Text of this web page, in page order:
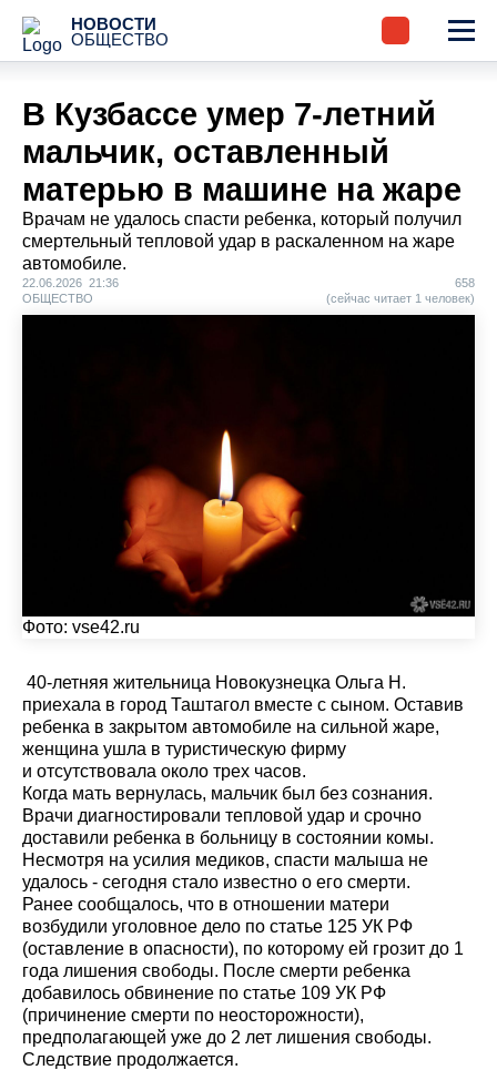
НОВОСТИ
ОБЩЕСТВО
В Кузбассе умер 7-летний
мальчик, оставленный
матерью в машине на жаре
Врачам не удалось спасти ребенка, который получил
смертельный тепловой удар в раскаленном на жаре
автомобиле.
22.06.2026 21:36
ОБЩЕСТВО
658
(сейчас читает 1 человек)
Фото: vse42.ru
40-летняя жительница Новокузнецка Ольга Н.
приехала в город Таштагол вместе с сыном. Оставив
ребенка в закрытом автомобиле на сильной жаре,
женщина ушла в туристическую фирму
и отсутствовала около трех часов.
Когда мать вернулась, мальчик был без сознания.
Врачи диагностировали тепловой удар и срочно
доставили ребенка в больницу в состоянии комы.
Несмотря на усилия медиков, спасти малыша не
удалось - сегодня стало известно о его смерти.
Ранее сообщалось, что в отношении матери
возбудили уголовное дело по статье 125 УК РФ
(оставление в опасности), по которому ей грозит до 1
года лишения свободы. После смерти ребенка
добавилось обвинение по статье 109 УК РФ
(причинение смерти по неосторожности),
предполагающей уже до 2 лет лишения свободы.
Следствие продолжается.